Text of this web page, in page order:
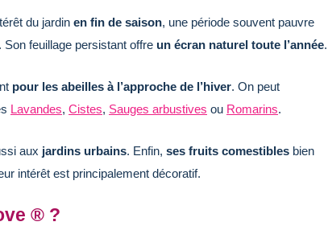
du jardin en fin de saison, une période souvent pauvre
. Son feuillage persistant offre un écran naturel toute l’année.
pour les abeilles à l’approche de l’hiver. On peut
Lavandes, Cistes, Sauges arbustives ou Romarins.
aux jardins urbains. Enfin, ses fruits comestibles bien
intérêt est principalement décoratif.
® ?